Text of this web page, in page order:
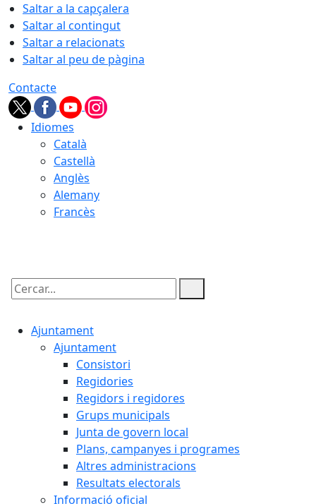
Saltar a la capçalera
Saltar al contingut
Saltar a relacionats
Saltar al peu de pàgina
Contacte
Idiomes
Català
Castellà
Anglès
Alemany
Francès
Cercar:
Ajuntament
Ajuntament
Consistori
Regidories
Regidors i regidores
Grups municipals
Junta de govern local
Plans, campanyes i programes
Altres administracions
Resultats electorals
Informació oficial